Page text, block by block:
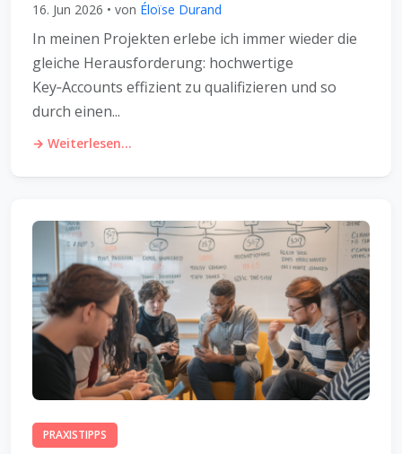
16. Jun 2026 • von Éloïse Durand
In meinen Projekten erlebe ich immer wieder die
gleiche Herausforderung: hochwertige
Key‑Accounts effizient zu qualifizieren und so
durch einen...
→ Weiterlesen...
PRAXISTIPPS